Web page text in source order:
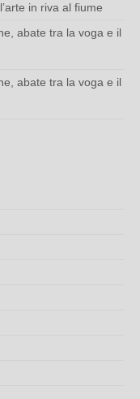
in riva al fiume
abate tra la voga e il
abate tra la voga e il